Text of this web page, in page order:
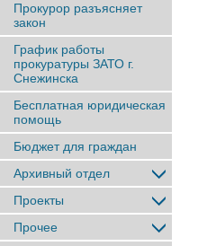
Прокурор разъясняет
закон
График работы
прокуратуры ЗАТО г.
Снежинска
Бесплатная юридическая
помощь
Бюджет для граждан
Архивный отдел
Проекты
Прочее